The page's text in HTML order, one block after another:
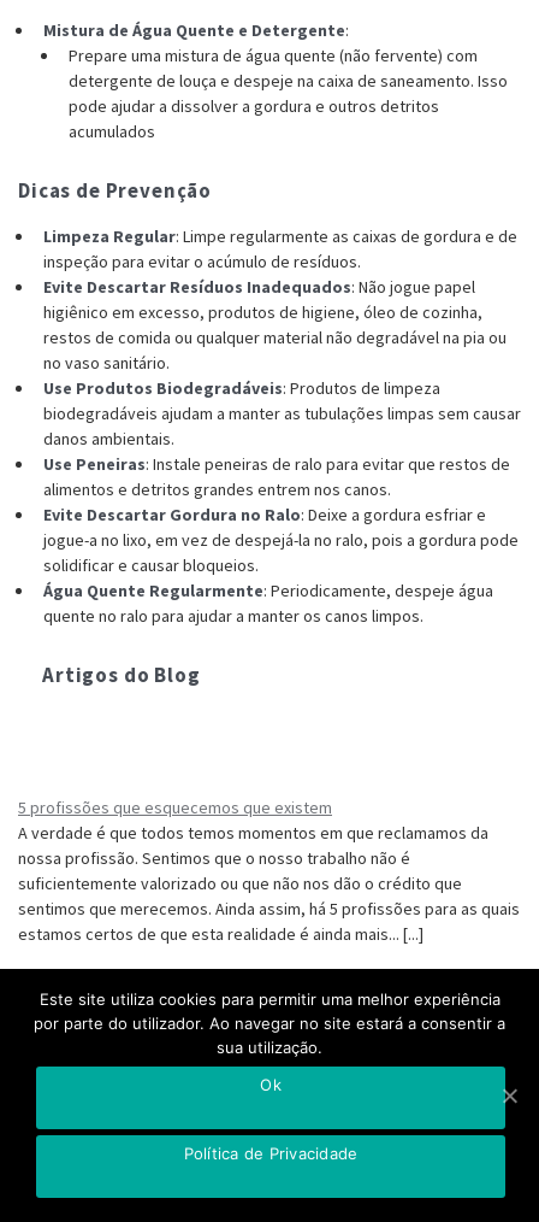
Mistura de Água Quente e Detergente:
Prepare uma mistura de água quente (não fervente) com
detergente de louça e despeje na caixa de saneamento. Isso
pode ajudar a dissolver a gordura e outros detritos
acumulados
Dicas de Prevenção
Limpeza Regular: Limpe regularmente as caixas de gordura e de
inspeção para evitar o acúmulo de resíduos.
Evite Descartar Resíduos Inadequados: Não jogue papel
higiênico em excesso, produtos de higiene, óleo de cozinha,
restos de comida ou qualquer material não degradável na pia ou
no vaso sanitário.
Use Produtos Biodegradáveis: Produtos de limpeza
biodegradáveis ajudam a manter as tubulações limpas sem causar
danos ambientais.
Use Peneiras: Instale peneiras de ralo para evitar que restos de
alimentos e detritos grandes entrem nos canos.
Evite Descartar Gordura no Ralo: Deixe a gordura esfriar e
jogue-a no lixo, em vez de despejá-la no ralo, pois a gordura pode
solidificar e causar bloqueios.
Água Quente Regularmente: Periodicamente, despeje água
quente no ralo para ajudar a manter os canos limpos.
Artigos do Blog
5 profissões que esquecemos que existem
A verdade é que todos temos momentos em que reclamamos da
nossa profissão. Sentimos que o nosso trabalho não é
suficientemente valorizado ou que não nos dão o crédito que
sentimos que merecemos. Ainda assim, há 5 profissões para as quais
estamos certos de que esta realidade é ainda mais... [...]
10 segredos que o canalizador não revela
Chamar um canalizador é algo que só fazemos em caso de última
necessidade. Ainda assim, quando as situações obrigam a que se
peça ajuda a este tipo de profissional, sabemos que é improvável
canalizador usualmente não... [...]
Este site utiliza cookies para permitir uma melhor experiência
por parte do utilizador. Ao navegar no site estará a consentir a
sua utilização.
Ok
Política de Privacidade